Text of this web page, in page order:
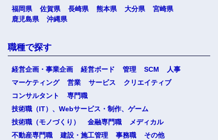
福岡県
佐賀県 長崎県 熊本県 大分県
宮崎県
鹿児島県
沖縄県
職種で探す
経営企画・事業企画 経営ボード 管理 SCM
人事
マーケティング
営業 サービス
クリエイティブ
コンサルタント
専門職
技術職（IT）、Webサービス・制作、ゲーム
技術職（モノづくり）
金融専門職
メディカル
不動産専門職
建設・施工管理 事務職 その他